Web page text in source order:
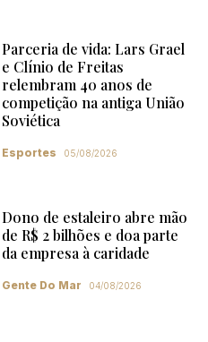
Parceria de vida: Lars Grael
e Clínio de Freitas
relembram 40 anos de
competição na antiga União
Soviética
Esportes 05/08/2026
Dono de estaleiro abre mão
de R$ 2 bilhões e doa parte
da empresa à caridade
Gente Do Mar 04/08/2026